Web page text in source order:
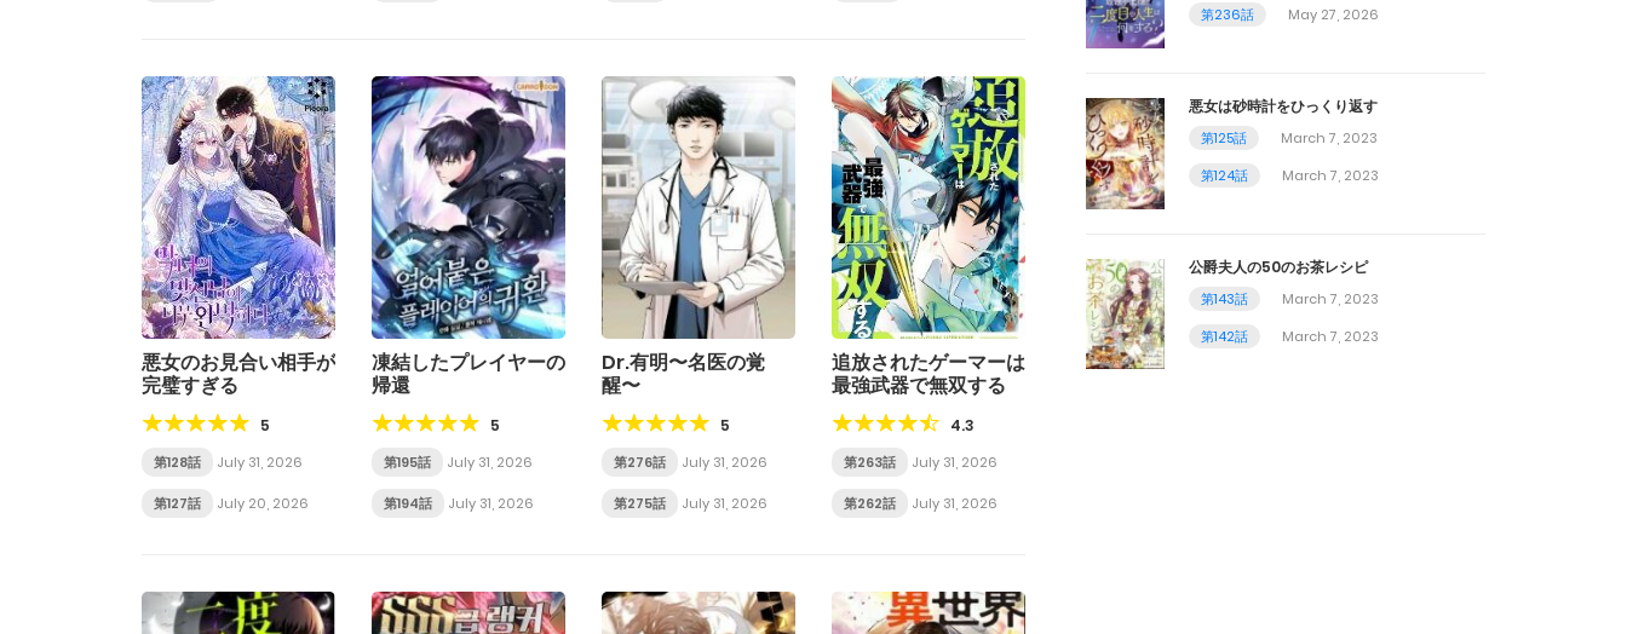
悪女のお見合い相手が
完璧すぎる
5
第128話 July 31, 2026
第127話 July 20, 2026
凍結したプレイヤーの
帰還
5
第195話 July 31, 2026
第194話 July 31, 2026
Dr.有明〜名医の覚
醒〜
5
第276話 July 31, 2026
第275話 July 31, 2026
追放されたゲーマーは
最強武器で無双する
4.3
第263話 July 31, 2026
第262話 July 31, 2026
第236話
May 27, 2026
悪女は砂時計をひっくり返す
第125話
March 7, 2023
第124話
March 7, 2023
公爵夫人の50のお茶レシピ
第143話
March 7, 2023
第142話
March 7, 2023